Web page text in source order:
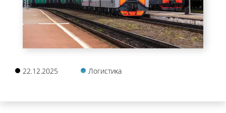
22.12.2025 Логистика